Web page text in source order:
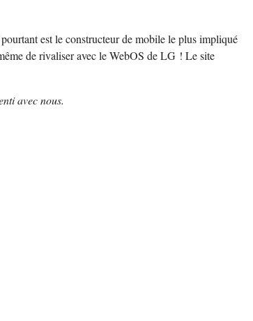
est le constructeur de mobile le plus impliqué
de rivaliser avec le WebOS de LG ! Le site
avec nous.